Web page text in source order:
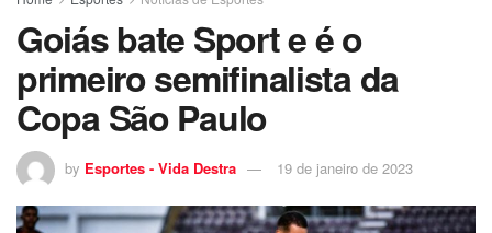
Goiás bate Sport e é o
primeiro semifinalista da
Copa São Paulo
by Esportes - Vida Destra 19 de janeiro de 2023